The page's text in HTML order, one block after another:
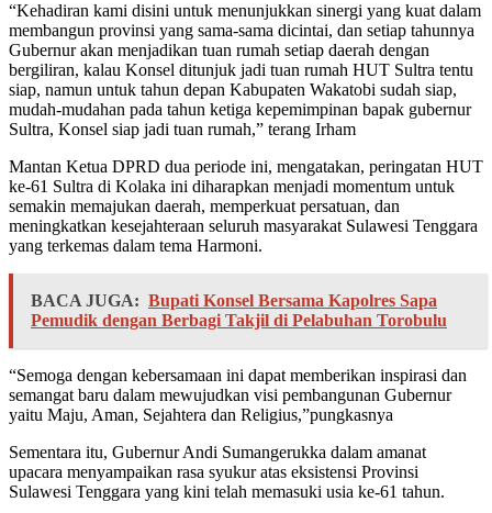
“Kehadiran kami disini untuk menunjukkan sinergi yang kuat dalam
membangun provinsi yang sama-sama dicintai, dan setiap tahunnya
Gubernur akan menjadikan tuan rumah setiap daerah dengan
bergiliran, kalau Konsel ditunjuk jadi tuan rumah HUT Sultra tentu
siap, namun untuk tahun depan Kabupaten Wakatobi sudah siap,
mudah-mudahan pada tahun ketiga kepemimpinan bapak gubernur
Sultra, Konsel siap jadi tuan rumah,” terang Irham
Mantan Ketua DPRD dua periode ini, mengatakan, peringatan HUT
ke-61 Sultra di Kolaka ini diharapkan menjadi momentum untuk
semakin memajukan daerah, memperkuat persatuan, dan
meningkatkan kesejahteraan seluruh masyarakat Sulawesi Tenggara
yang terkemas dalam tema Harmoni.
BACA JUGA: Bupati Konsel Bersama Kapolres Sapa
Pemudik dengan Berbagi Takjil di Pelabuhan Torobulu
“Semoga dengan kebersamaan ini dapat memberikan inspirasi dan
semangat baru dalam mewujudkan visi pembangunan Gubernur
yaitu Maju, Aman, Sejahtera dan Religius,”pungkasnya
Sementara itu, Gubernur Andi Sumangerukka dalam amanat
upacara menyampaikan rasa syukur atas eksistensi Provinsi
Sulawesi Tenggara yang kini telah memasuki usia ke-61 tahun.